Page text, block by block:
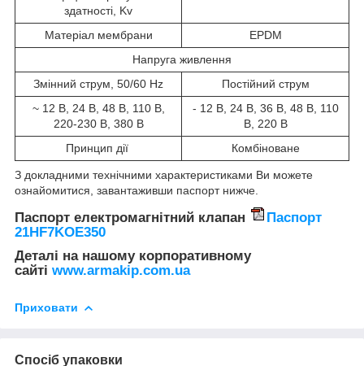
здатності, Kv
Матеріал мембрани
EPDM
Напруга живлення
Змінний струм, 50/60 Hz
Постійний струм
~ 12 В, 24 В, 48 В, 110 В,
220-230 В, 380 В
- 12 В, 24 В, 36 В, 48 В, 110
В, 220 В
Принцип дії
Комбіноване
З докладними технічними характеристиками Ви можете
ознайомитися, завантаживши паспорт нижче.
Паспорт електромагнітний клапан
Паспорт
21HF7KOE350
Деталі на нашому корпоративному
сайті www.armakip.com.ua
Приховати
Спосіб упаковки